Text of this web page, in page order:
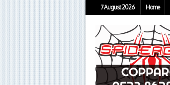
7 August 2026 Home